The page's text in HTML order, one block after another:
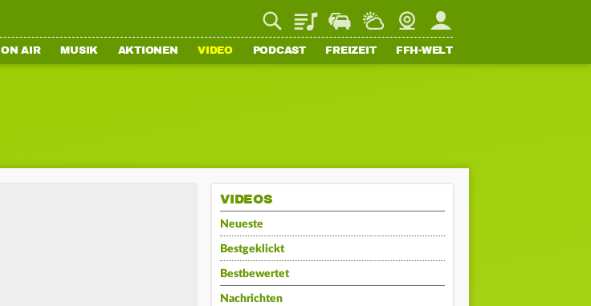
PlaylistStaupilotWetterWebcamMein FFH
ON AIR MUSIK AKTIONEN VIDEO PODCAST FREIZEIT FFH-WELT
VIDEOS
Neueste
Bestgeklickt
Bestbewertet
Nachrichten